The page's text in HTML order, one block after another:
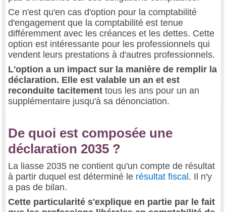
Ce n'est qu'en cas d'option pour la comptabilité
d'engagement que la comptabilité est tenue
différemment avec les créances et les dettes. Cette
option est intéressante pour les professionnels qui
vendent leurs prestations à d'autres professionnels.
L'option a un impact sur la manière de remplir la
déclaration. Elle est valable un an et est
reconduite tacitement tous les ans pour un an
supplémentaire jusqu'à sa dénonciation.
De quoi est composée une
déclaration 2035 ?
La liasse 2035 ne contient qu'un compte de résultat
à partir duquel est déterminé le résultat fiscal. Il n'y
a pas de bilan.
Cette particularité s'explique en partie par le fait